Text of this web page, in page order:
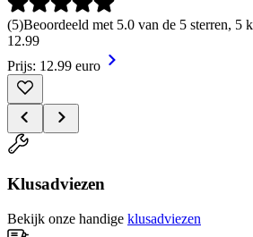
(5)Beoordeeld met 5.0 van de 5 sterren, 5
12.99
Prijs: 12.99 euro
Klusadviezen
Bekijk onze handige klusadviezen